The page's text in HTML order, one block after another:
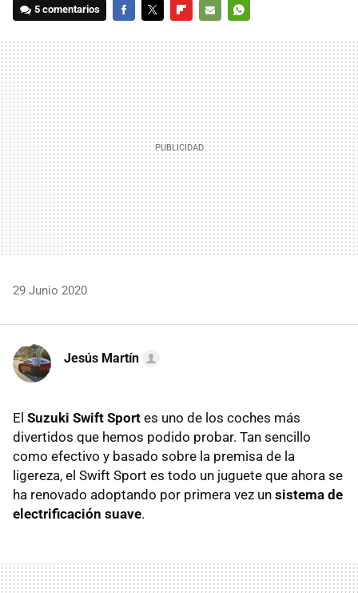
5 comentarios
MAIL
29 Junio 2020
Jesús Martín
El Suzuki Swift Sport es uno de los coches más
divertidos que hemos podido probar. Tan sencillo
como efectivo y basado sobre la premisa de la
ligereza, el Swift Sport es todo un juguete que ahora se
ha renovado adoptando por primera vez un sistema de
electrificación suave.